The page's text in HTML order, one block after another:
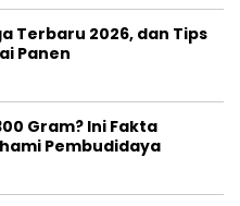
Terbaru 2026, dan Tips
Panen
Gram? Ini Fakta
Pembudidaya